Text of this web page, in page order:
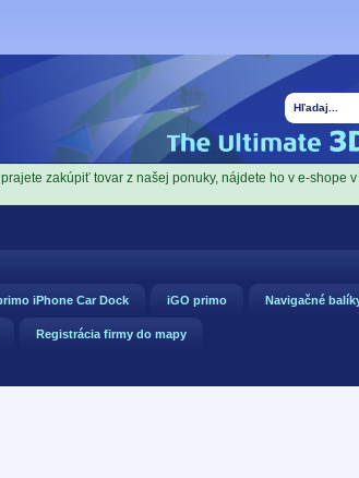
zakúpiť tovar z našej ponuky, nájdete ho v e-shope
iPhone Car Dock iGO primo Navigačné
Registrácia firmy do mapy